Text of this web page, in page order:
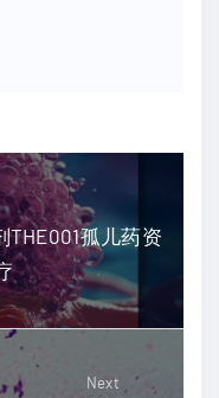
THE001孤儿药资
Next